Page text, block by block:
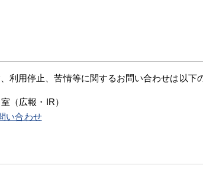
利用停止、苦情等に関するお問い合わせは以下
（広報・IR）
い合わせ